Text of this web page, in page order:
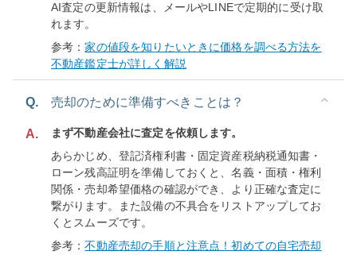
AI査定の更新情報は、メールやLINEで定期的に受け取
れます。
参考：家の値段を知りたいときに価格を調べる方法を
不動産鑑定士が詳しく解説
Q. 売却のために準備すべきことは？
A.
まず不動産会社に査定を依頼します。
あらかじめ、登記済権利書・固定資産税納税通知書・
ローン残高証明を準備しておくと、名義・面積・権利
関係・売却希望価格の確認ができ、より正確な査定に
繋がります。また設備の不具合をリストアップしてお
くとスムーズです。
参考：不動産売却の手順と注意点！初めての自宅売却